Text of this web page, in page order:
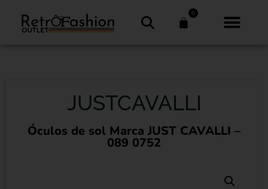
0
JUSTCAVALLI
Óculos de sol Marca JUST CAVALLI –
089 0752